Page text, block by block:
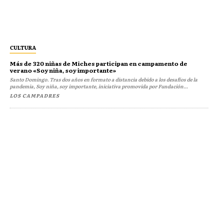
CULTURA
Más de 320 niñas de Miches participan en campamento de
verano «Soy niña, soy importante»
Santo Domingo. Tras dos años en formato a distancia debido a los desafíos de la
pandemia, Soy niña, soy importante, iniciativa promovida por Fundación...
LOS CAMPADRES